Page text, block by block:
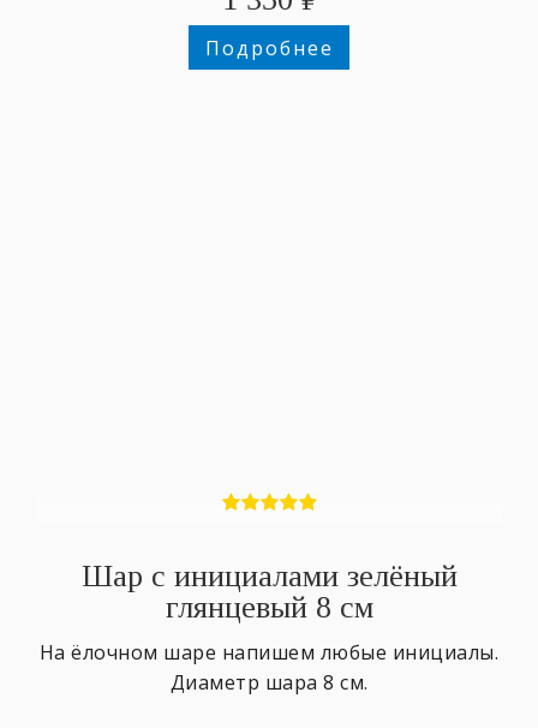
Подробнее
Шар с инициалами зелёный
глянцевый 8 см
На ёлочном шаре напишем любые инициалы.
Диаметр шара 8 см.